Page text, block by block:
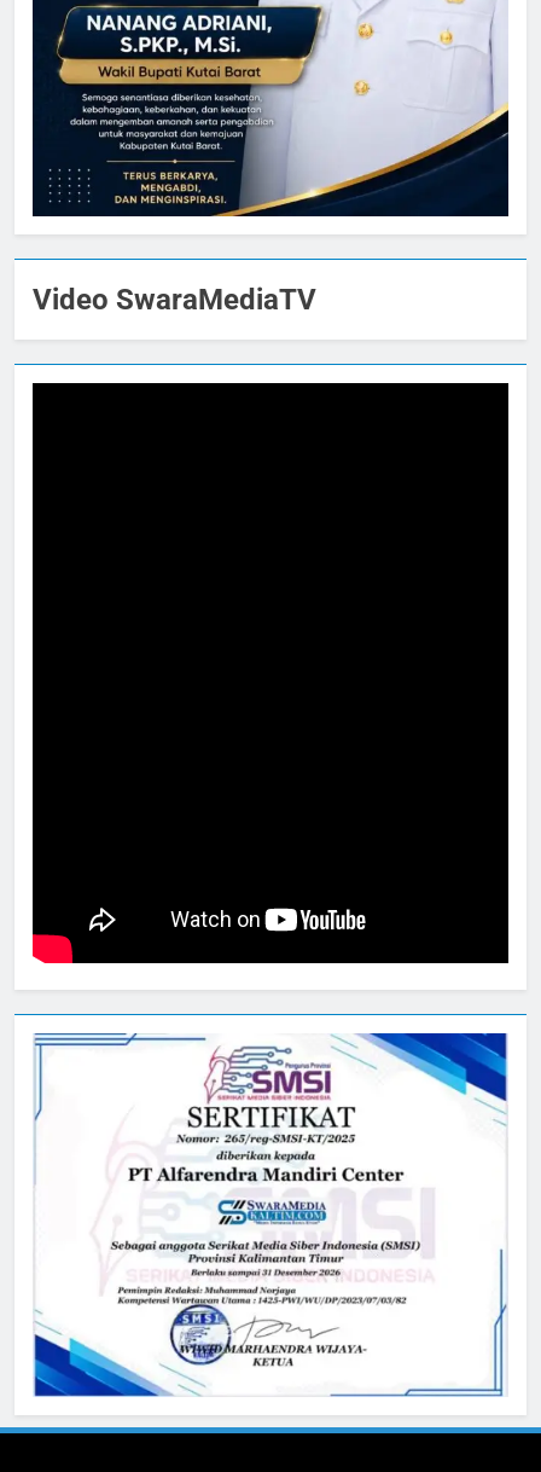
Video SwaraMediaTV